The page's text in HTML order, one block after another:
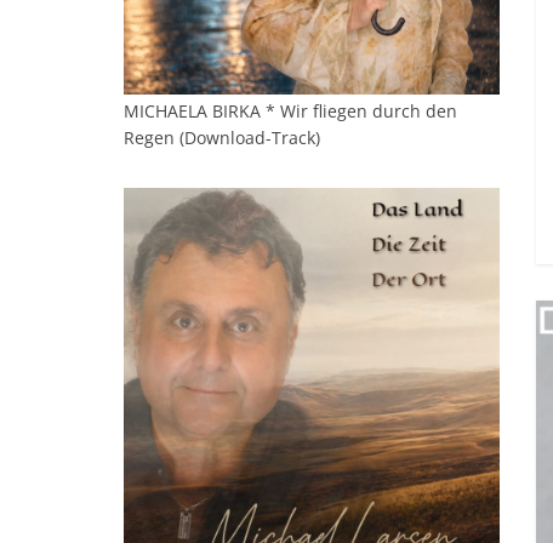
MICHAELA BIRKA * Wir fliegen durch den
Regen (Download-Track)